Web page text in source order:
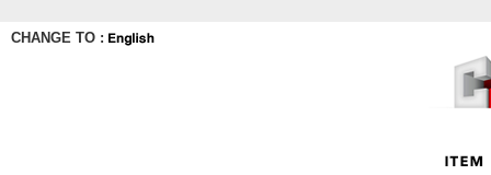
CHANGE TO :